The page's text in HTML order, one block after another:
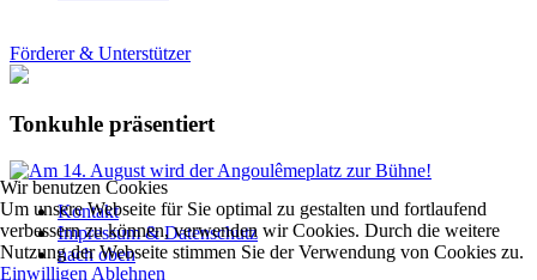
Förderer & Unterstützer
Tonkuhle präsentiert
Kontakt
Impressum & Datenschutz
nach oben
Wir benutzen Cookies
Um unsere Webseite für Sie optimal zu gestalten und fortlaufend
verbessern zu können, verwenden wir Cookies. Durch die weitere
Nutzung der Webseite stimmen Sie der Verwendung von Cookies zu.
Einwilligen Ablehnen